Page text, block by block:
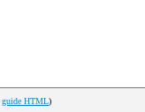
guide HTML)